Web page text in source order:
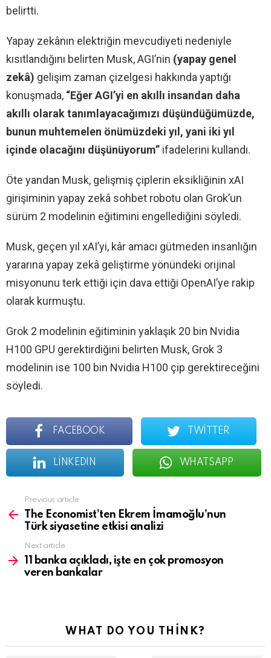
belirtti.
Yapay zekânın elektriğin mevcudiyeti nedeniyle
kısıtlandığını belirten Musk, AGI’nin (yapay genel
zekâ) gelişim zaman çizelgesi hakkında yaptığı
konuşmada, “Eğer AGI’yi en akıllı insandan daha
akıllı olarak tanımlayacağımızı düşündüğümüzde,
bunun muhtemelen önümüzdeki yıl, yani iki yıl
içinde olacağını düşünüyorum” ifadelerini kullandı.
Öte yandan Musk, gelişmiş çiplerin eksikliğinin xAI
girişiminin yapay zekâ sohbet robotu olan Grok’un
sürüm 2 modelinin eğitimini engellediğini söyledi.
Musk, geçen yıl xAI’yi, kâr amacı gütmeden insanlığın
yararına yapay zekâ geliştirme yönündeki orijinal
misyonunu terk ettiği için dava ettiği OpenAI’ye rakip
olarak kurmuştu.
Grok 2 modelinin eğitiminin yaklaşık 20 bin Nvidia
H100 GPU gerektirdiğini belirten Musk, Grok 3
modelinin ise 100 bin Nvidia H100 çip gerektireceğini
söyledi.
FACEBOOK TWITTER
LINKEDIN WHATSAPP
more
Previous article
The Economist’ten Ekrem İmamoğlu’nun
Türk siyasetine etkisi analizi
Next article
11 banka açıkladı, işte en çok promosyon
veren bankalar
WHAT DO YOU THINK?